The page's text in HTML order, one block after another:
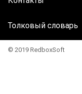
Толковый словарь
© 2019 RedboxSoft